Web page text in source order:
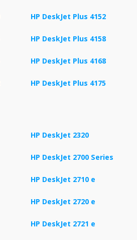
HP DeskJet Plus 4152
HP DeskJet Plus 4158
HP DeskJet Plus 4168
HP DeskJet Plus 4175
HP DeskJet 2320
HP DeskJet 2700 Series
HP DeskJet 2710 e
HP DeskJet 2720 e
HP DeskJet 2721 e